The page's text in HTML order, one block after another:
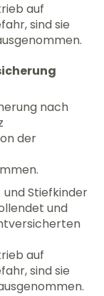
auf
sind sie
nach
der
und Stiefkinder
und
auf
sind sie